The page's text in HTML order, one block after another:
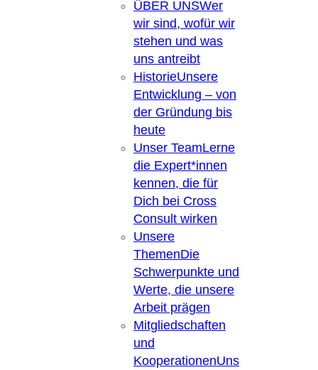
ÜBER UNSWer
wir sind, wofür wir
stehen und was
uns antreibt
HistorieUnsere
Entwicklung – von
der Gründung bis
heute
Unser TeamLerne
die Expert*innen
kennen, die für
Dich bei Cross
Consult wirken
Unsere
ThemenDie
Schwerpunkte und
Werte, die unsere
Arbeit prägen
Mitgliedschaften
und
KooperationenUns